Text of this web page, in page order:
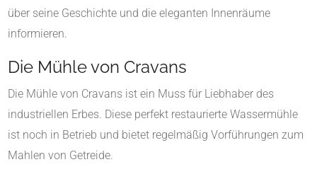
über seine Geschichte und die eleganten Innenräume
informieren.
Die Mühle von Cravans
Die Mühle von Cravans ist ein Muss für Liebhaber des
industriellen Erbes. Diese perfekt restaurierte Wassermühle
ist noch in Betrieb und bietet regelmäßig Vorführungen zum
Mahlen von Getreide.